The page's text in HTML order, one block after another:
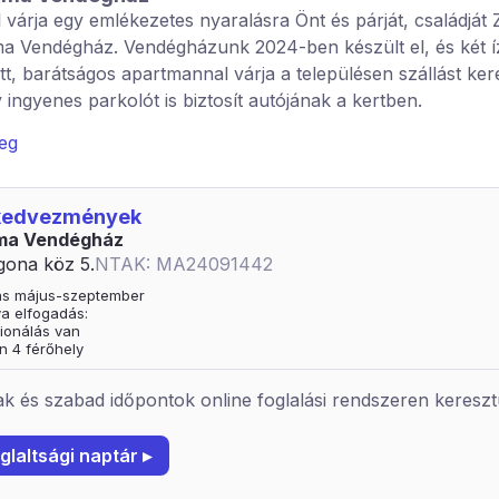
várja egy emlékezetes nyaralásra Önt és párját, családját
Vendégház. Vendégházunk 2024-ben készült el, és két
barátságos apartmannal várja a településen szállást
ingyenes parkolót is biztosít autójának a kertben.
kialakításánál a minőség mellett a praktikusság
eszközökkel, légkondival, TV-vel, ingyenes wifi-vel,
fürdőszobával rendelkezik. A konyhában hűtő, főzőlap,
piritóssütő is található.
alvást 160×200-as boxspring franciaágyak biztosítják. A
rugós kanapéágyak, mely minden korosztály számára
a legkisebbekre is:kisággyal, gyerekágyneművel,
az udvaron játszótoronnyal, homokozóval,
igyekszünk komfortossá tenni az üdülést az egész
a kertben helyet kapott egy malomasztal és lengőteke is
Vendégház
köz 5.NTAK: MA24091442
május-szeptember
elfogadás:
van
4 férőhely
és szabad időpontok online foglalási rendszeren
naptár ▸